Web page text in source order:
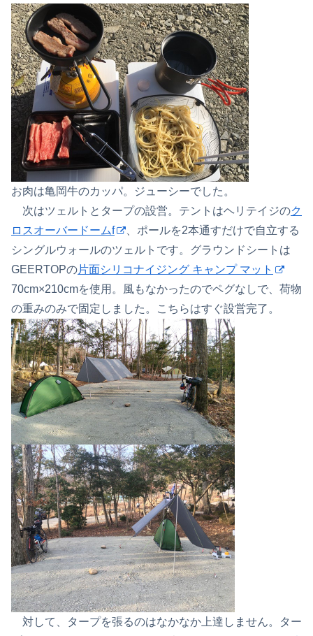
お肉は亀岡牛のカッパ。ジューシーでした。
次はツェルトとタープの設営。テントはヘリテイジのク
ロスオーバードームf
、ポールを2本通すだけで自立する
シングルウォールのツェルトです。グラウンドシートは
GEERTOPの片面シリコナイジング キャンプ マット
70cm×210cmを使用。風もなかったのでペグなしで、荷物
の重みのみで固定しました。こちらはすぐ設営完了。
対して、タープを張るのはなかなか上達しません。ター